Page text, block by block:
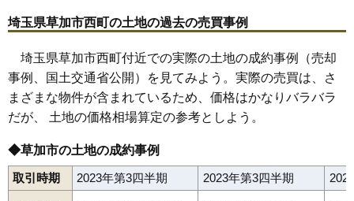
埼玉県草加市西町の土地の過去の売買事例
埼玉県草加市西町付近での実際の土地の成約事例（売却
事例、国土交通省公開）を見てみよう。実際の売買は、さ
まざまな物件が含まれているため、価格はかなりバラバラ
だが、 土地の価格相場算定の参考としよう。
◆草加市の土地の成約事例
取引時期 2023年第3四半期 2023年第3四半期